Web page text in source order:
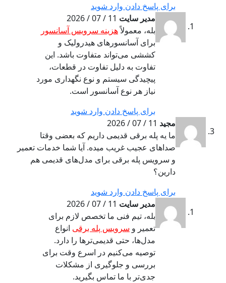
برای پاسخ دادن وارد شوید
مدیر سایت 11 / 07 / 2026
بله، معمولاًهزینه سرویس آسانسور
برای آسانسورهای هیدرولیک و
کششی می‌تواند متفاوت باشد. این
تفاوت به دلیل تفاوت در قطعات،
پیچیدگی سیستم و نوع نگهداری مورد
نیاز هر نوع آسانسور است.
برای پاسخ دادن وارد شوید
مجید 11 / 07 / 2026
ما یه پله برقی قدیمی داریم که بعضی وقتا
صداهای عجیب غریب میده. آیا شما خدمات تعمیر
و سرویس پله برقی برای مدل‌های قدیمی هم
دارین؟
برای پاسخ دادن وارد شوید
مدیر سایت 11 / 07 / 2026
بله، تیم فنی ما تخصص لازم برای
تعمیر و سرویس پله برقی انواع
مدل‌ها، حتی قدیمی‌ترها را دارد.
توصیه می‌کنیم در اسرع وقت برای
بررسی و جلوگیری از مشکلات
جدی‌تر با ما تماس بگیرید.